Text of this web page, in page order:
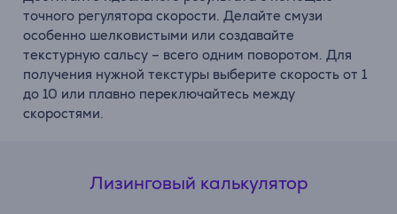
точного регулятора скорости. Делайте смузи
особенно шелковистыми или создавайте
текстурную сальсу – всего одним поворотом. Для
получения нужной текстуры выберите скорость от 1
до 10 или плавно переключайтесь между
скоростями.
Лизинговый калькулятор